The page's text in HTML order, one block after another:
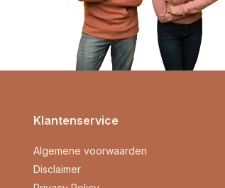
Klantenservice
Algemene voorwaarden
Disclaimer